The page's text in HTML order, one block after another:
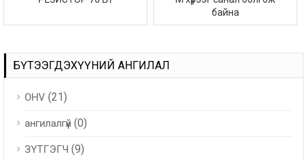
байна
БҮТЭЭГДЭХҮҮНИЙ АНГИЛАЛ
OHV (21)
ангилалгүй (0)
ЗҮТГЭГЧ (9)